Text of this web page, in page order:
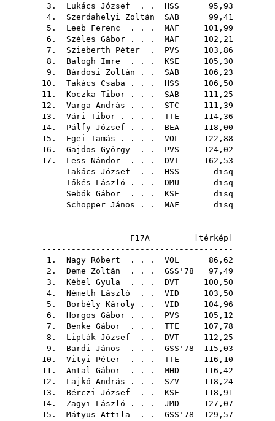
3. Lukács József . . HSS 95,93
4. Szerdahelyi Zoltán SAB 99,41
5. Leeb Ferenc . . . MAF 101,99
6. Széles Gábor . . . MAF 102,21
7. Szieberth Péter . PVS 103,86
8. Balogh Imre . . . KSE 105,30
9. Bárdosi Zoltán . . SAB 106,23
10. Takács Csaba . . . HSS 106,50
11. Koczka Tibor . . . SAB 111,25
12. Varga András . . . STC 111,39
13. Vári Tibor . . . . TTE 114,36
14. Pálfy József . . . BEA 118,00
15. Egei Tamás . . . . VOL 122,88
16. Gajdos György . . PVS 124,02
17. Less Nándor . . . DVT 162,53
Takács József . . HSS disq
Tőkés László . . . DMU disq
Sebők Gábor . . . KSE disq
Schopper János . . MAF disq
F17A [ térkép
---------------------------------------
1. Nagy Róbert . . . VOL 86,62
2. Deme Zoltán . . . GSS'78 97,49
3. Kébel Gyula . . . DVT 100,50
4. Németh László . . VID 103,50
5. Borbély Károly . . VID 104,96
6. Horgos Gábor . . . PVS 105,12
7. Benke Gábor . . . TTE 107,78
8. Lipták József . . DVT 112,25
9. Bardi János . . . GSS'78 115,03
10. Vityi Péter . . . TTE 116,10
11. Antal Gábor . . . MHD 116,42
12. Lajkó András . . . SZV 118,24
13. Bérczi József . . KSE 118,91
14. Zagyi László . . . JMD 127,07
15. Mátyus Attila . . GSS'78 129,57